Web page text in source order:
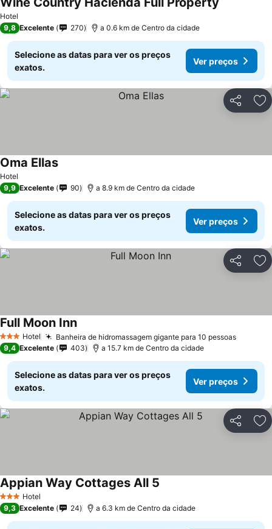
Hotel
9,8 Excelente 270 a 0.6 km de Centro da cidade
Selecione as datas para ver os preços
exatos.
Ver preços
Partilhar
Hotel
Oma Ellas
9,9 Excelente 90 a 8.9 km de Centro da cidade
Selecione as datas para ver os preços
exatos.
Ver preços
Partilhar
3 EstrelasHotel Banheira de hidromassagem gigante para 10 pessoas
Full Moon Inn
9,4 Excelente 403 a 15.7 km de Centro da cidade
Selecione as datas para ver os preços
exatos.
Ver preços
Partilhar
3 EstrelasHotel
Appian Way Cottages All 5
9,3 Excelente 24 a 6.3 km de Centro da cidade